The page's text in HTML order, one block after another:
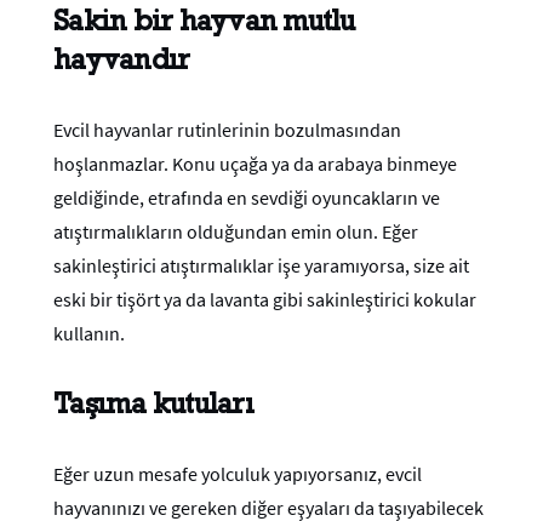
Sakin bir hayvan mutlu
hayvandır
Evcil hayvanlar rutinlerinin bozulmasından
hoşlanmazlar. Konu uçağa ya da arabaya binmeye
geldiğinde, etrafında en sevdiği oyuncakların ve
atıştırmalıkların olduğundan emin olun. Eğer
sakinleştirici atıştırmalıklar işe yaramıyorsa, size ait
eski bir tişört ya da lavanta gibi sakinleştirici kokular
kullanın.
Taşıma kutuları
Eğer uzun mesafe yolculuk yapıyorsanız, evcil
hayvanınızı ve gereken diğer eşyaları da taşıyabilecek